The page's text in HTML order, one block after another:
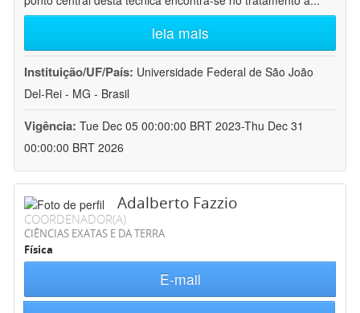
leia mais
Instituição/UF/País: Universidade Federal de São João
Del-Rei - MG - Brasil
Vigência: Tue Dec 05 00:00:00 BRT 2023-Thu Dec 31
00:00:00 BRT 2026
Adalberto Fazzio
COORDENADOR(A)
CIÊNCIAS EXATAS E DA TERRA
Física
E-mail